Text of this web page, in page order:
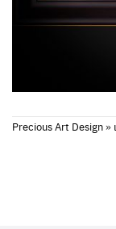
Precious Art Design»